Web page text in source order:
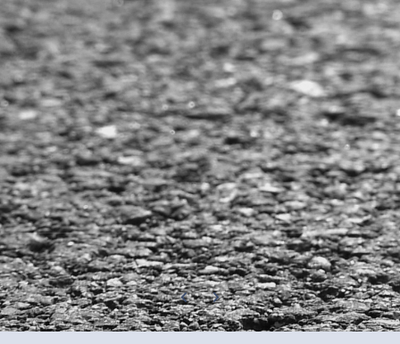
Previous carousel slide
Next carousel slide